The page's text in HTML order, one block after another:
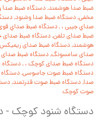
ضبط صدا هوشمند, دستگاه ضبط صدا
مخفی, دستگاه ضبط صدا وشنود,
صداي جيبی ، , دستگاه ضبط صداي
ضبط صدای تلفن, دستگاه ضبط
هوشمند, دستگاه ضبط صدای
صدای سامسونگ, دستگاه ضبط صدای
دستگاه ضبط صدای کوچک ، ,
دستگاه ضبط صوت جاسوسی,
صدا, دستگاه ضبط صوت قدرتمند,
صوت کوچک
دستگاه شنود کوچک -